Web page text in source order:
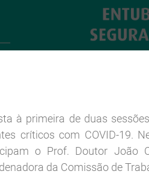
Patologia Respiratória do Sono
Pneumologia Oncológica
Núcleos e Grupo de Estudos
à primeira de duas
críticos com COVID-19.
o Prof. Doutor João
da Comissão de